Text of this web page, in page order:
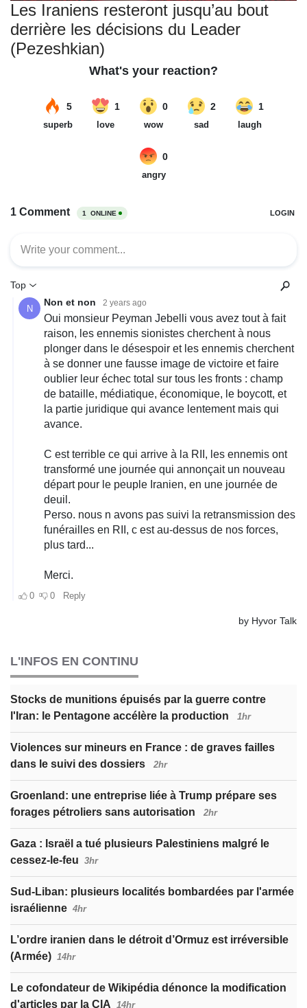
Les Iraniens resteront jusqu’au bout
derrière les décisions du Leader
(Pezeshkian)
L'INFOS EN CONTINU
Stocks de munitions épuisés par la guerre contre
l'Iran: le Pentagone accélère la production
1hr
Violences sur mineurs en France : de graves failles
dans le suivi des dossiers
2hr
Groenland: une entreprise liée à Trump prépare ses
forages pétroliers sans autorisation
2hr
Gaza : Israël a tué plusieurs Palestiniens malgré le
cessez-le-feu 3hr
Sud-Liban: plusieurs localités bombardées par l'armée
israélienne 4hr
L’ordre iranien dans le détroit d’Ormuz est irréversible
(Armée) 14hr
Le cofondateur de Wikipédia dénonce la modification
d'articles par la CIA 14hr